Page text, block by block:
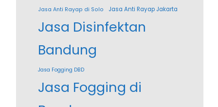
Jasa Anti Rayap di Solo Jasa Anti Rayap Jakarta
Jasa Disinfektan
Bandung
Jasa Fogging DBD
Jasa Fogging di